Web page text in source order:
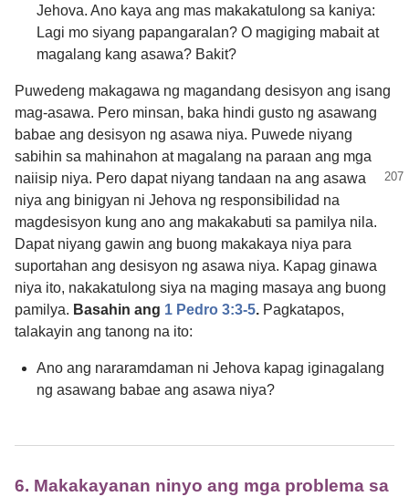
Jehova. Ano kaya ang mas makakatulong sa kaniya:
Lagi mo siyang papangaralan? O magiging mabait at
magalang kang asawa? Bakit?
Puwedeng makagawa ng magandang desisyon ang isang
mag-asawa. Pero minsan, baka hindi gusto ng asawang
babae ang desisyon ng asawa niya. Puwede niyang
sabihin sa mahinahon at magalang na paraan ang mga
naiisip niya. Pero dapat niyang tandaan na ang asawa
niya ang binigyan ni Jehova ng responsibilidad na
magdesisyon kung ano ang makakabuti sa pamilya nila.
Dapat niyang gawin ang buong makakaya niya para
suportahan ang desisyon ng asawa niya. Kapag ginawa
niya ito, nakakatulong siya na maging masaya ang buong
pamilya. Basahin ang 1 Pedro 3:​3-5. Pagkatapos,
talakayin ang tanong na ito:
Ano ang nararamdaman ni Jehova kapag iginagalang
ng asawang babae ang asawa niya?
6. Makakayanan ninyo ang mga problema sa